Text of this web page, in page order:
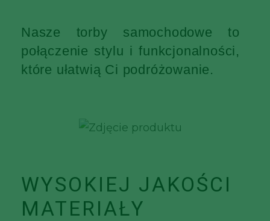
Nasze torby samochodowe to
połączenie stylu i funkcjonalności,
które ułatwią Ci podróżowanie.
WYSOKIEJ JAKOŚCI
MATERIAŁY